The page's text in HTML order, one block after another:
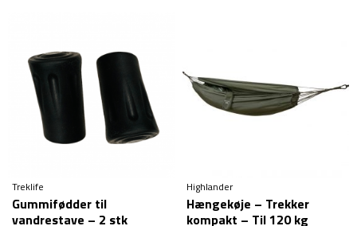
Treklife
Gummifødder til
vandrestave – 2 stk
Highlander
Hængekøje – Trekker
kompakt – Til 120 kg